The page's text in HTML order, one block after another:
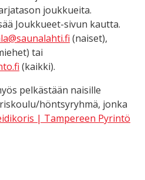
joukkueita.
Joukkueet-sivun kautta.
(naiset),
tai
(kaikki).
pelkästään naisille
höntsyryhmä, jonka
| Tampereen Pyrintö